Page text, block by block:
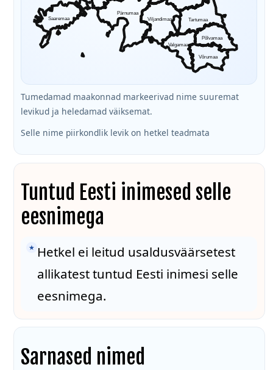
Saaremaa
Pärnumaa
Viljandimaa
Tartumaa
Põlvamaa
Võrumaa
Valgamaa
Tumedamad maakonnad markeerivad nime suuremat
levikud ja heledamad väiksemat.
Selle nime piirkondlik levik on hetkel teadmata
Tuntud Eesti inimesed selle
eesnimega
★ Hetkel ei leitud usaldusväärsetest
allikatest tuntud Eesti inimesi selle
eesnimega.
Sarnased nimed